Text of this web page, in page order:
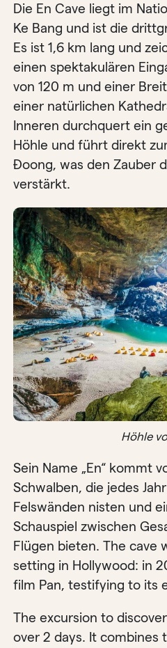
Die En Cave liegt im
Ke Bang und ist die
Es ist 1,6 km lang und
einen spektakulären
von 120 m und einer
einer natürlichen
Inneren durchquert ein
Höhle und führt direkt
Đoong, was den Zauber
verstärkt.
Höhle
Sein Name „En“ kommt
Schwalben, die jedes
Felswänden nisten und
Schauspiel zwischen
Flügen bieten. The cave
setting in Hollywood: in
film Pan, testifying to its
The excursion to
over 2 days. It combines